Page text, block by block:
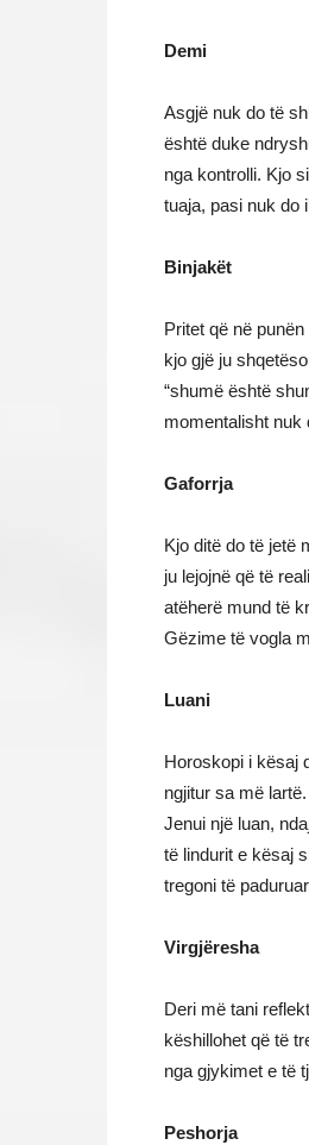
Demi
Asgjë nuk do të
është duke
nga kontrolli. Kjo
tuaja, pasi nuk do
Binjakët
Pritet që në
kjo gjë ju
“shumë është
momentalisht nuk
Gaforrja
Kjo ditë do të jetë
ju lejojnë që të
atëherë mund të
Gëzime të vogla
Luani
Horoskopi i kësaj
ngjitur sa më
Jenui një luan,
të lindurit e kësaj
tregoni të
Virgjëresha
Deri më tani
këshillohet që të
nga gjykimet e të
Peshorja